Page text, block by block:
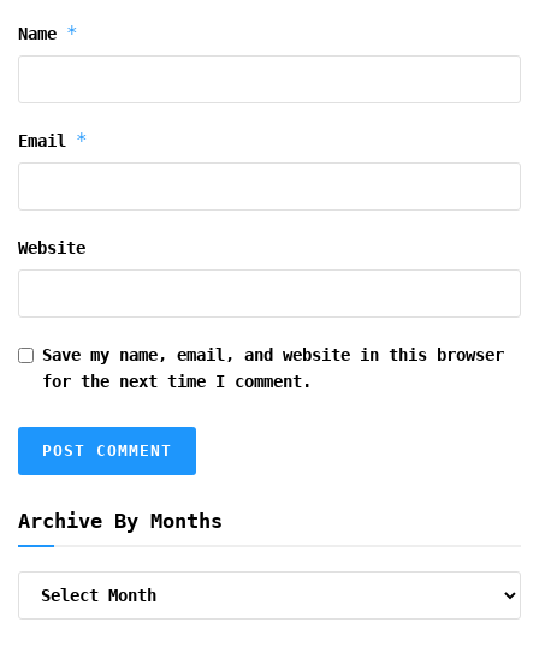
Name *
Email *
Website
Save my name, email, and website in this browser
for the next time I comment.
Archive By Months